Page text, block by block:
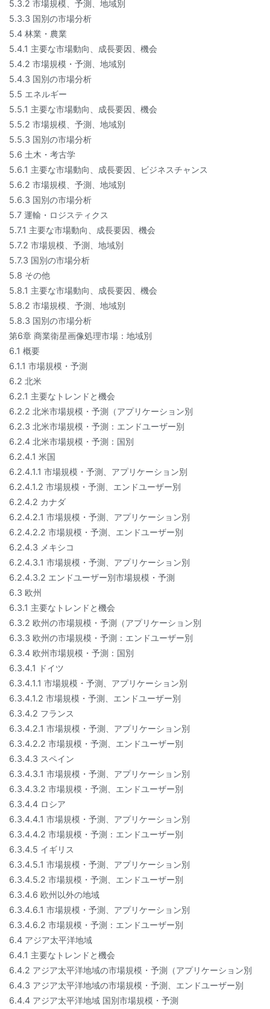
5.3.2 市場規模、予測、地域別
5.3.3 国別の市場分析
5.4 林業・農業
5.4.1 主要な市場動向、成長要因、機会
5.4.2 市場規模・予測、地域別
5.4.3 国別の市場分析
5.5 エネルギー
5.5.1 主要な市場動向、成長要因、機会
5.5.2 市場規模、予測、地域別
5.5.3 国別の市場分析
5.6 土木・考古学
5.6.1 主要な市場動向、成長要因、ビジネスチャンス
5.6.2 市場規模、予測、地域別
5.6.3 国別の市場分析
5.7 運輸・ロジスティクス
5.7.1 主要な市場動向、成長要因、機会
5.7.2 市場規模、予測、地域別
5.7.3 国別の市場分析
5.8 その他
5.8.1 主要な市場動向、成長要因、機会
5.8.2 市場規模、予測、地域別
5.8.3 国別の市場分析
第6章 商業衛星画像処理市場：地域別
6.1 概要
6.1.1 市場規模・予測
6.2 北米
6.2.1 主要なトレンドと機会
6.2.2 北米市場規模・予測（アプリケーション別
6.2.3 北米市場規模・予測：エンドユーザー別
6.2.4 北米市場規模・予測：国別
6.2.4.1 米国
6.2.4.1.1 市場規模・予測、アプリケーション別
6.2.4.1.2 市場規模・予測、エンドユーザー別
6.2.4.2 カナダ
6.2.4.2.1 市場規模・予測、アプリケーション別
6.2.4.2.2 市場規模・予測、エンドユーザー別
6.2.4.3 メキシコ
6.2.4.3.1 市場規模・予測、アプリケーション別
6.2.4.3.2 エンドユーザー別市場規模・予測
6.3 欧州
6.3.1 主要なトレンドと機会
6.3.2 欧州の市場規模・予測（アプリケーション別
6.3.3 欧州の市場規模・予測：エンドユーザー別
6.3.4 欧州市場規模・予測：国別
6.3.4.1 ドイツ
6.3.4.1.1 市場規模・予測、アプリケーション別
6.3.4.1.2 市場規模・予測、エンドユーザー別
6.3.4.2 フランス
6.3.4.2.1 市場規模・予測、アプリケーション別
6.3.4.2.2 市場規模・予測、エンドユーザー別
6.3.4.3 スペイン
6.3.4.3.1 市場規模・予測、アプリケーション別
6.3.4.3.2 市場規模・予測、エンドユーザー別
6.3.4.4 ロシア
6.3.4.4.1 市場規模・予測、アプリケーション別
6.3.4.4.2 市場規模・予測：エンドユーザー別
6.3.4.5 イギリス
6.3.4.5.1 市場規模・予測、アプリケーション別
6.3.4.5.2 市場規模・予測、エンドユーザー別
6.3.4.6 欧州以外の地域
6.3.4.6.1 市場規模・予測、アプリケーション別
6.3.4.6.2 市場規模・予測：エンドユーザー別
6.4 アジア太平洋地域
6.4.1 主要なトレンドと機会
6.4.2 アジア太平洋地域の市場規模・予測（アプリケーション別
6.4.3 アジア太平洋地域の市場規模・予測、エンドユーザー別
6.4.4 アジア太平洋地域 国別市場規模・予測